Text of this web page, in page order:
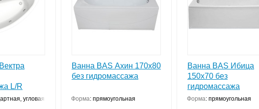
L/R
угловая конструкция
Ванна BAS Ахин 170x80
без гидромассажа
Форма: прямоугольная
Ванна BAS Ибица
150х70 без
гидромассажа
Форма: прямоугольная